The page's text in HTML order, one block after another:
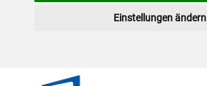
Einstellungen ändern